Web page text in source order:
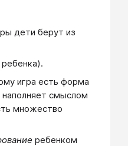
дети берут из
игра есть форма
смыслом
множество
ребенком